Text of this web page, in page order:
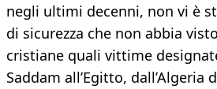
negli ultimi decenni, non vi è
di sicurezza che non abbia
cristiane quali vittime
Saddam all’Egitto, dal­l’Algeria